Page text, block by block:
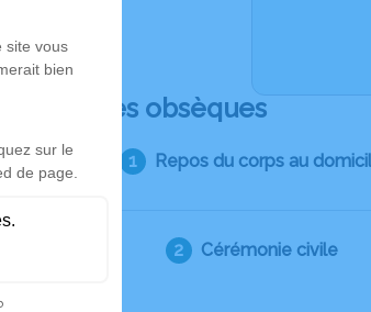
Déroulé des obsèques
Repos du corps au
Cérémonie civile